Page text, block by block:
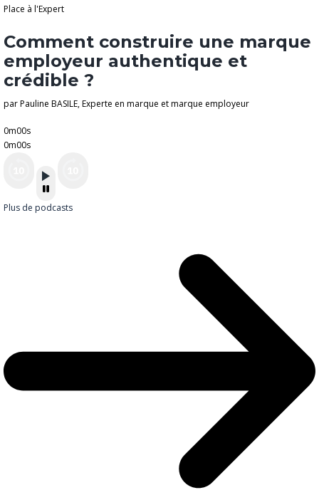
Place à l'Expert
Comment construire une marque
employeur authentique et
crédible ?
par Pauline BASILE, Experte en marque et marque employeur
0m00s
0m00s
Plus de podcasts